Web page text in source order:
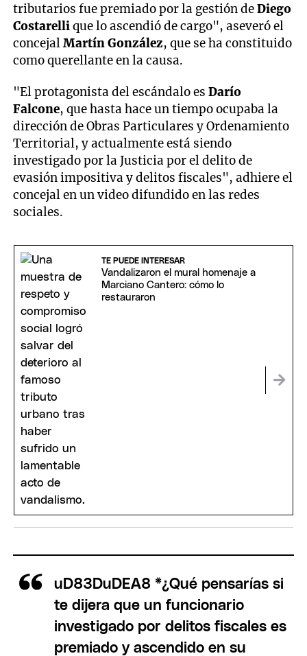
tributarios fue premiado por la gestión deDiego
Costarellique lo ascendió de cargo", aseveró el
concejalMartínGonzález, que se ha constituido
como querellante en la causa.
"El protagonista del escándalo esDarío
Falcone, que hasta hace un tiempo ocupaba la
dirección de Obras Particulares y Ordenamiento
Territorial, y actualmente está siendo
investigado por la Justicia por el delito de
evasión impositiva y delitos fiscales", adhiere el
concejal en un video difundido en las redes
sociales.
TE PUEDE INTERESAR
Vandalizaron el mural homenaje a
Marciano Cantero: cómo lo
restauraron
uD83DuDEA8 *¿Qué pensarías si
te dijera que un funcionario
investigado por delitos fiscales es
premiado y ascendido en su